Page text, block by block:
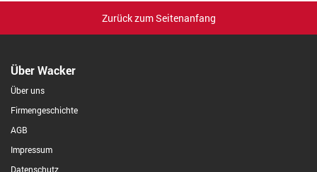
Zurück zum Seitenanfang
Über Wacker
Über uns
Firmengeschichte
AGB
Impressum
Datenschutz